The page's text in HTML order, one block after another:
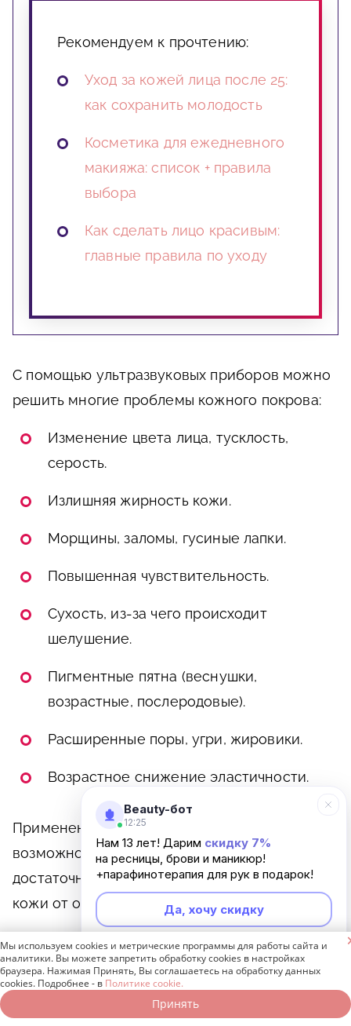
Рекомендуем к прочтению:
Уход за кожей лица после 25:
как сохранить молодость
Косметика для ежедневного
макияжа: список + правила
выбора
Как сделать лицо красивым:
главные правила по уходу
С помощью ультразвуковых приборов можно
решить многие проблемы кожного покрова:
Изменение цвета лица, тусклость,
серость.
Излишняя жирность кожи.
Морщины, заломы, гусиные лапки.
Повышенная чувствительность.
Сухость, из-за чего происходит
шелушение.
Пигментные пятна (веснушки,
возрастные, послеродовые).
Расширенные поры, угри, жировики.
Возрастное снижение эластичности.
Применение ультразвуковых приборов
возможно не чаще 2 раз в неделю, этого
достаточно для качественного очищения
кожи от ороговевших клеток и черных точек.
Вакуумные аппараты.
Методика воздействия вакуумных приборов
для чистки лица основана на нагнетании
Beauty-бот
12:25
Нам 13 лет! Дарим скидку 7%
на ресницы, брови и маникюр!
+парафинотерапия для рук в подарок!
Да, хочу скидку
Неинтересно
Мы используем cookies и метрические программы для работы сайта и
аналитики. Вы можете запретить обработку cookies в настройках
браузера. Нажимая Принять, Вы соглашаетесь на обработку данных
cookies. Подробнее - в Политике cookie.
Принять